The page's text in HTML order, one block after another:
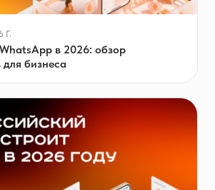
Г.
в 2026: обзор
бизнеса